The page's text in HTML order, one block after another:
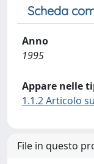
Scheda
Anno
1995
Appare nelle
1.1.2 Articolo
File in questo